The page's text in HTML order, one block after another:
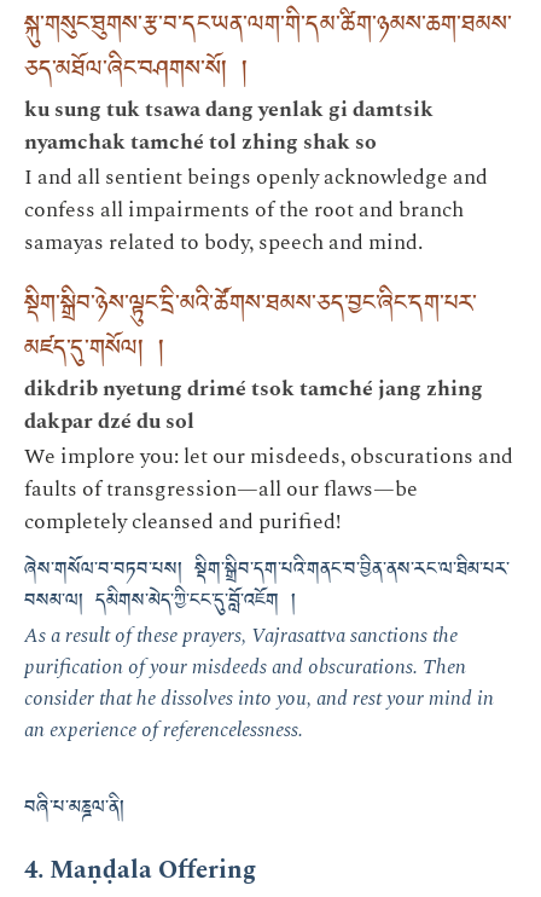
སྐུ་གསུང་ཐུགས་རྩ་བ་དང་ཡན་ལག་གི་དམ་ཚིག་ཉམས་ཆག་ཐམས་
ཅད་མཐོལ་ཞིང་བཤགས་སོ། །
ku sung tuk tsawa dang yenlak gi damtsik
nyamchak tamché tol zhing shak so
I and all sentient beings openly acknowledge and
confess all impairments of the root and branch
samayas related to body, speech and mind.
སྡིག་སྒྲིབ་ཉེས་ལྟུང་དྲི་མའི་ཚོགས་ཐམས་ཅད་བྱང་ཞིང་དག་པར་
མཛད་དུ་གསོལ། །
dikdrib nyetung drimé tsok tamché jang zhing
dakpar dzé du sol
We implore you: let our misdeeds, obscurations and
faults of transgression—all our flaws—be
completely cleansed and purified!
ཞེས་གསོལ་བ་བཏབ་པས། སྡིག་སྒྲིབ་དག་པའི་གནང་བ་བྱིན་ནས་རང་ལ་ཐིམ་པར་
བསམ་ལ། དམིགས་མེད་ཀྱི་ངང་དུ་བློ་འཇོག །
As a result of these prayers, Vajrasattva sanctions the
purification of your misdeeds and obscurations. Then
consider that he dissolves into you, and rest your mind in
an experience of referencelessness.
བཞི་པ་མཎྜལ་ནི།
4. Maṇḍala Offering